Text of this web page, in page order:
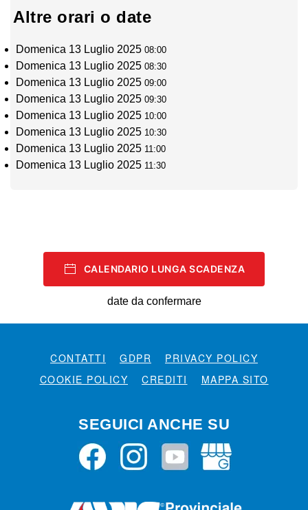
Altre orari o date
Domenica 13 Luglio 202508:00
Domenica 13 Luglio 202508:30
Domenica 13 Luglio 202509:00
Domenica 13 Luglio 202509:30
Domenica 13 Luglio 2025 10:00
Domenica 13 Luglio 2025 10:30
Domenica 13 Luglio 2025 11:00
Domenica 13 Luglio 2025 11:30
CALENDARIO LUNGA SCADENZA
date da confermare
CONTATTI GDPR
PRIVACY POLICY
COOKIE POLICY
CREDITI MAPPA SITO
SEGUICI ANCHE SU